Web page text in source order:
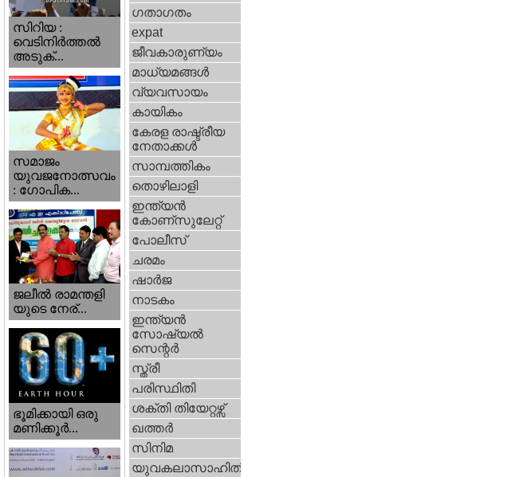
സിറിയ :
വെടിനിർത്തൽ
അടുക്...
സമാജം
യുവജനോത്സവം
: ഗോപിക...
ജലീല്‍ രാമന്തളി
യുടെ നേര്...
ഭൂമിക്കായി ഒരു
മണിക്കൂര്‍...
ഗതാഗതം
expat
ജീവകാരുണ്യം
മാധ്യമങ്ങള്‍
വ്യവസായം
കായികം
കേരള രാഷ്ട്രീയ
നേതാക്കള്‍
സാമ്പത്തികം
തൊഴിലാളി
ഇന്ത്യന്‍
കോണ്സുലേറ്റ്
പോലീസ്
ചരമം
ഷാര്‍ജ
നാടകം
ഇന്ത്യന്‍
സോഷ്യല്‍
സെന്റര്‍
സ്ത്രീ
പരിസ്ഥിതി
ശക്തി തിയേറ്റഴ്സ്
ഖത്തര്‍
സിനിമ
യുവകലാസാഹിതി